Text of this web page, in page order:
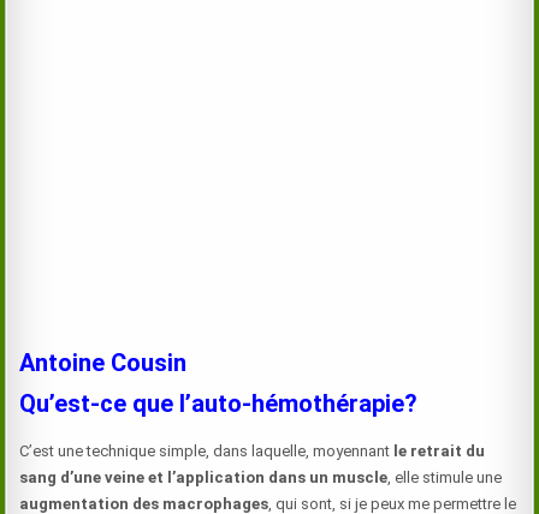
Antoine Cousin
Qu’est-ce que l’auto-hémothérapie?
C’est une technique simple, dans laquelle, moyennant le retrait du
sang d’une veine et l’application dans un muscle , elle stimule une
augmentation des macrophages , qui sont, si je peux me permettre le